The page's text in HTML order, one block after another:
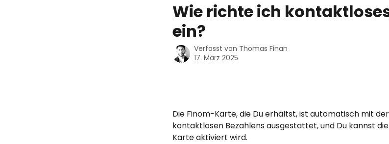
Wie richte ich
ein?
Verfasst von Thomas Finan
17. März 2025
Die Finom-Karte, die Du erhältst, ist automatisch mit
kontaktlosen Bezahlens ausgestattet, und Du kannst
Karte aktiviert wird.